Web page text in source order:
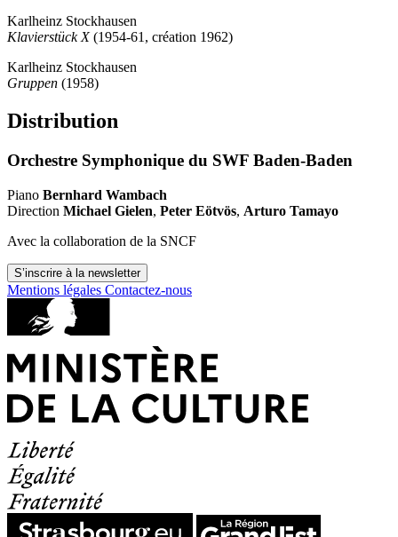
Karlheinz Stockhausen
Klavierstück X(1954-61, création 1962)
Karlheinz Stockhausen
Gruppen (1958)
Distribution
Orchestre Symphonique du SWF Baden-Baden
Piano Bernhard Wambach
Direction Michael Gielen, Peter Eötvös, Arturo Tamayo
Avec la collaboration de la SNCF
S’inscrire à la newsletter
Mentions légales Contactez-nous